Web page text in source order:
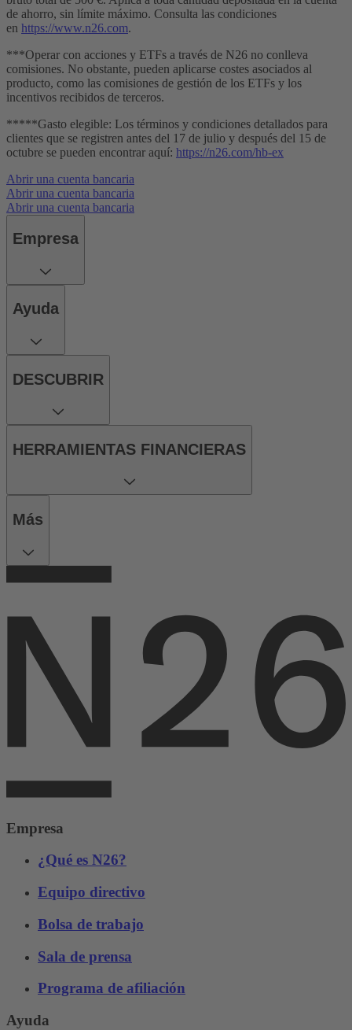
de ahorro, sin límite máximo. Consulta las condiciones
en https://www.n26.com.
***Operar con acciones y ETFs a través de N26 no conlleva
comisiones. No obstante, pueden aplicarse costes asociados al
producto, como las comisiones de gestión de los ETFs y los
incentivos recibidos de terceros.
*****Gasto elegible: Los términos y condiciones detallados para
clientes que se registren antes del 17 de julio y después del 15 de
octubre se pueden encontrar aquí: https://n26.com/hb-ex
Abrir una cuenta bancaria
Abrir una cuenta bancaria
Abrir una cuenta bancaria
Empresa
Ayuda
DESCUBRIR
HERRAMIENTAS FINANCIERAS
Más
Empresa
¿Qué es N26?
Equipo directivo
Bolsa de trabajo
Sala de prensa
Programa de afiliación
Ayuda